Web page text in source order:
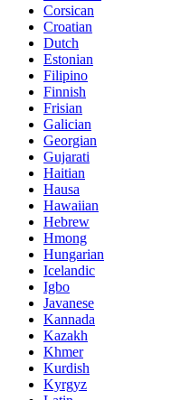
Corsican
Croatian
Dutch
Estonian
Filipino
Finnish
Frisian
Galician
Georgian
Gujarati
Haitian
Hausa
Hawaiian
Hebrew
Hmong
Hungarian
Icelandic
Igbo
Javanese
Kannada
Kazakh
Khmer
Kurdish
Kyrgyz